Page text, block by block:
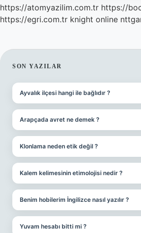
https://atomyazilim.com.tr https://
https://egri.com.tr knight online
SIDEBAR
SON YAZILAR
Ayvalık ilçesi hangi ile bağlıdır ?
Arapçada avret ne demek ?
Klonlama neden etik değil ?
Kalem kelimesinin etimolojisi nedir ?
Benim hobilerim İngilizce nasıl yazılır ?
Yuvam hesabı bitti mi ?